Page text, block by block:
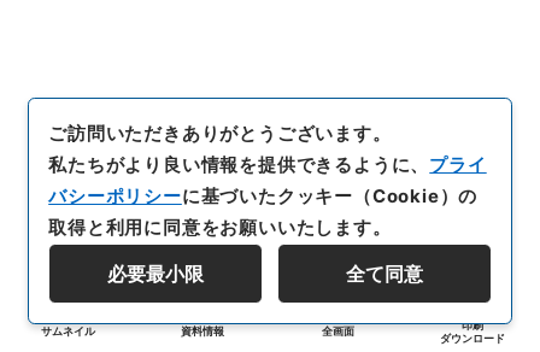
サムネイル 資料情報 全画面
印刷
ダウンロード
ご訪問いただきありがとうございます。
私たちがより良い情報を提供できるように、 プライ
バシーポリシーに基づいたクッキー（Cookie）の
取得と利用に同意をお願いいたします。
必要最小限 全て同意